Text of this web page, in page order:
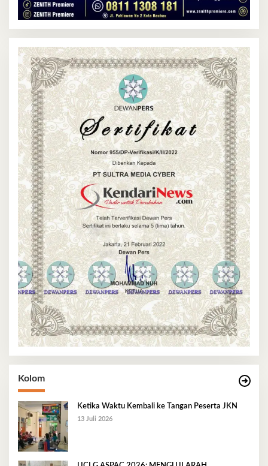
Kolom
Ketika Waktu Kembali ke Tangan Peserta JKN
13 Juli 2026